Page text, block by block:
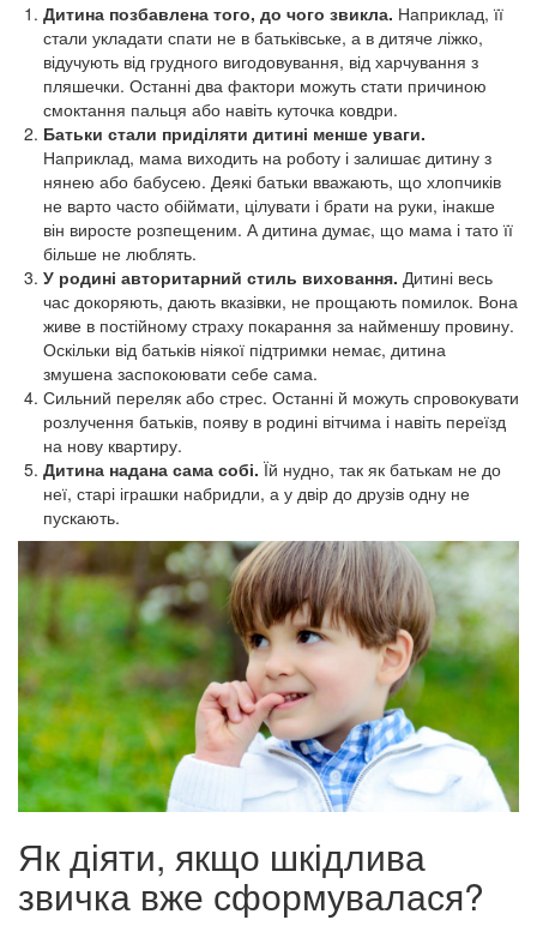
Дитина позбавлена того, до чого звикла. Наприклад, її
стали укладати спати не в батьківське, а в дитяче ліжко,
відучують від грудного вигодовування, від харчування з
пляшечки. Останні два фактори можуть стати причиною
смоктання пальця або навіть куточка ковдри.
Батьки стали приділяти дитині менше уваги.
Наприклад, мама виходить на роботу і залишає дитину з
нянею або бабусею. Деякі батьки вважають, що хлопчиків
не варто часто обіймати, цілувати і брати на руки, інакше
він виросте розпещеним. А дитина думає, що мама і тато її
більше не люблять.
У родині авторитарний стиль виховання. Дитині весь
час докоряють, дають вказівки, не прощають помилок. Вона
живе в постійному страху покарання за найменшу провину.
Оскільки від батьків ніякої підтримки немає, дитина
змушена заспокоювати себе сама.
Сильний переляк або стрес. Останні й можуть спровокувати
розлучення батьків, появу в родині вітчима і навіть переїзд
на нову квартиру.
Дитина надана сама собі. Їй нудно, так як батькам не до
неї, старі іграшки набридли, а у двір до друзів одну не
пускають.
Як діяти, якщо шкідлива
звичка вже сформувалася?